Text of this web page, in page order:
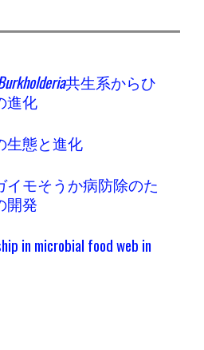
共生系からひ
進化
生態と進化
イモそうか病防除のた
開発
in microbial food web in